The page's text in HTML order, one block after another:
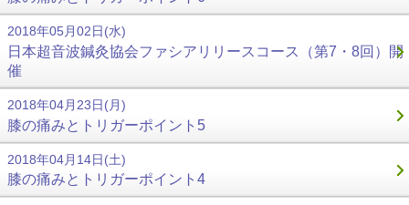
2018年05月02日(水)
日本超音波鍼灸協会ファシアリリースコース（第7・8回）開
催
2018年04月23日(月)
膝の痛みとトリガーポイント5
2018年04月14日(土)
膝の痛みとトリガーポイント4